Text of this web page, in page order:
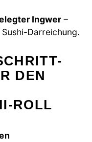
Ingwer –
Darreichung.
DEN
ROLL